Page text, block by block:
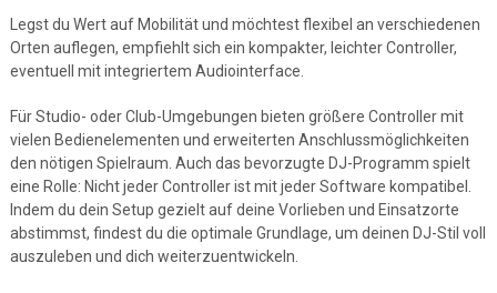
Legst du Wert auf Mobilität und möchtest flexibel an verschiedenen
Orten auflegen, empfiehlt sich ein kompakter, leichter Controller,
eventuell mit integriertem Audiointerface.
Für Studio- oder Club-Umgebungen bieten größere Controller mit
vielen Bedienelementen und erweiterten Anschlussmöglichkeiten
den nötigen Spielraum. Auch das bevorzugte DJ-Programm spielt
eine Rolle: Nicht jeder Controller ist mit jeder Software kompatibel.
Indem du dein Setup gezielt auf deine Vorlieben und Einsatzorte
abstimmst, findest du die optimale Grundlage, um deinen DJ-Stil voll
auszuleben und dich weiterzuentwickeln.